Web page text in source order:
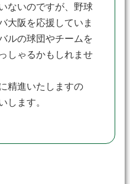
ないのですが、野球
大阪を応援していま
ルの球団やチームを
しゃるかもしれませ
精進いたしますの
します。